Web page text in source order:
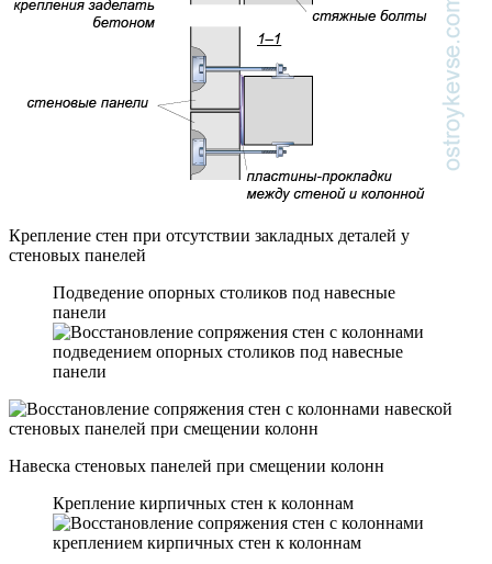
Крепление стен при отсутствии закладных деталей у
стеновых панелей
Подведение опорных столиков под навесные
панели
Навеска стеновых панелей при смещении колонн
Крепление кирпичных стен к колоннам